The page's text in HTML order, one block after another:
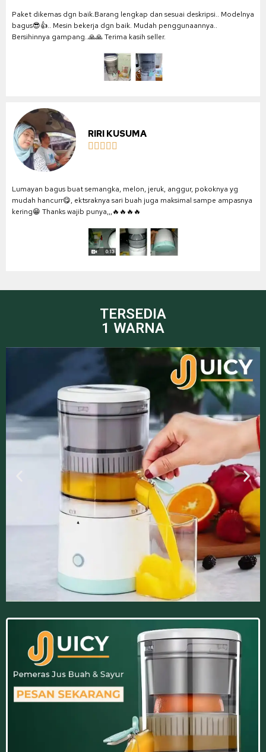
Paket dikemas dgn baik.Barang lengkap dan sesuai deskripsi.. Modelnya
bagus😎👍.. Mesin bekerja dgn baik. Mudah penggunaannya..
Bersihinnya gampang..🙏🙏 Terima kasih seller.
RIRI KUSUMA
    
Lumayan bagus buat semangka, melon, jeruk, anggur, pokoknya yg
mudah hancurr😋, ektsraknya sari buah juga maksimal sampe ampasnya
kering😁 Thanks wajib punya,,,🔥🔥🔥🔥
TERSEDIA
1 WARNA